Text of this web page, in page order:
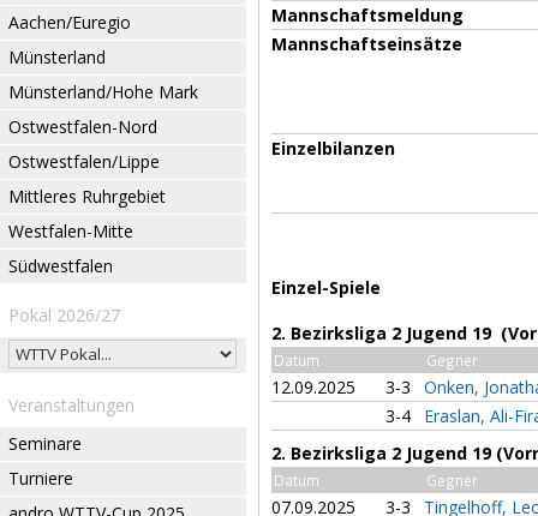
Aachen/Euregio
Münsterland
Münsterland/Hohe Mark
Ostwestfalen-Nord
Ostwestfalen/Lippe
Mittleres Ruhrgebiet
Westfalen-Mitte
Südwestfalen
Pokal 2026/27
Veranstaltungen
Seminare
Turniere
Mannschaftsmeldung
Mannschaftseinsätze
Einzelbilanzen
Einzel-Spiele
2. Bezirksliga 2 Jugend 19
Datum Gegner
12.09.2025 3-3
Onken,
3-4
Eraslan, Ali-
2. Bezirksliga 2 Jugend 19
Datum Gegner
07.09.2025 3-3
Tingelhoff,